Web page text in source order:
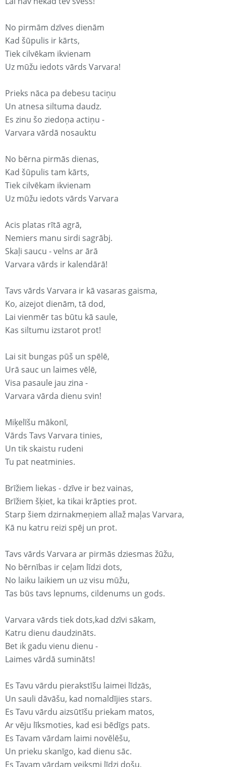
No pirmām dzīves dienām
Kad šūpulis ir kārts,
Tiek cilvēkam ikvienam
Uz mūžu iedots vārds Varvara!
Prieks nāca pa debesu taciņu
Un atnesa siltuma daudz.
Es zinu šo ziedoņa actiņu -
Varvara vārdā nosauktu
No bērna pirmās dienas,
Kad šūpulis tam kārts,
Tiek cilvēkam ikvienam
Uz mūžu iedots vārds Varvara
Acis platas rītā agrā,
Nemiers manu sirdi sagrābj.
Skaļi saucu - velns ar ārā
Varvara vārds ir kalendārā!
Tavs vārds Varvara ir kā vasaras gaisma,
Ko, aizejot dienām, tā dod,
Lai vienmēr tas būtu kā saule,
Kas siltumu izstarot prot!
Lai sit bungas pūš un spēlē,
Urā sauc un laimes vēlē,
Visa pasaule jau zina -
Varvara vārda dienu svin!
Miķelīšu mākonī,
Vārds Tavs Varvara tinies,
Un tik skaistu rudeni
Tu pat neatminies.
Brīžiem liekas - dzīve ir bez vainas,
Brīžiem šķiet, ka tikai krāpties prot.
Starp šiem dzirnakmeņiem allaž maļas Varvara,
Kā nu katru reizi spēj un prot.
Tavs vārds Varvara ar pirmās dziesmas žūžu,
No bērnības ir ceļam līdzi dots,
No laiku laikiem un uz visu mūžu,
Tas būs tavs lepnums, cildenums un gods.
Varvara vārds tiek dots,kad dzīvi sākam,
Katru dienu daudzināts.
Bet ik gadu vienu dienu -
Laimes vārdā sumināts!
Es Tavu vārdu pierakstīšu laimei līdzās,
Un sauli dāvāšu, kad nomaldījies stars.
Es Tavu vārdu aizsūtīšu priekam matos,
Ar vēju līksmoties, kad esi bēdīgs pats.
Es Tavam vārdam laimi novēlēšu,
Un prieku skanīgo, kad dienu sāc.
Es Tavam vārdam veiksmi līdzi došu,